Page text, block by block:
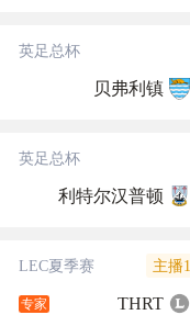
英足总杯
贝弗利镇
英足总杯
利特尔汉普顿
LEC夏季赛 主播1
专家 THRT